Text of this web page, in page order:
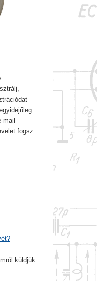
mail
fogsz
küldjük